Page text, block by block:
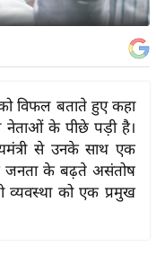
विफल बताते हुए कहा
नेताओं के पीछे पड़ी है।
से उनके साथ एक
जनता के बढ़ते असंतोष
व्यवस्था को एक प्रमुख